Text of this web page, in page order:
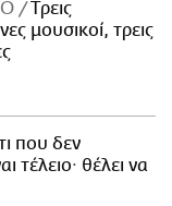
Tρεις
μουσικοί, τρεις
που δεν
τέλειο· θέλει να